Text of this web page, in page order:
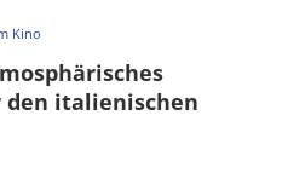
Kino
italienischen